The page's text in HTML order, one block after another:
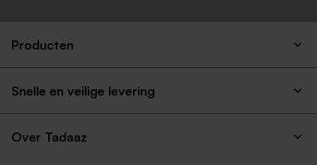
Producten
Snelle en veilige levering
Over Tadaaz